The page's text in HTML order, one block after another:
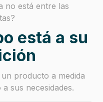
no está entre las
está a su
producto a medida
sus necesidades.